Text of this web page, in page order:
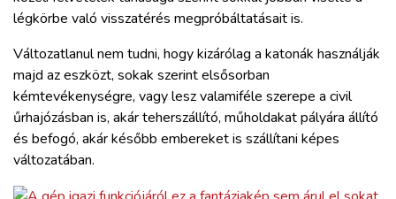
légkörbe való visszatérés megpróbáltatásait is.
Változatlanul nem tudni, hogy kizárólag a katonák használják
majd az eszközt, sokak szerint elsősorban
kémtevékenységre, vagy lesz valamiféle szerepe a civil
űrhajózásban is, akár teherszállító, műholdakat pályára állító
és befogó, akár később embereket is szállítani képes
változatában.